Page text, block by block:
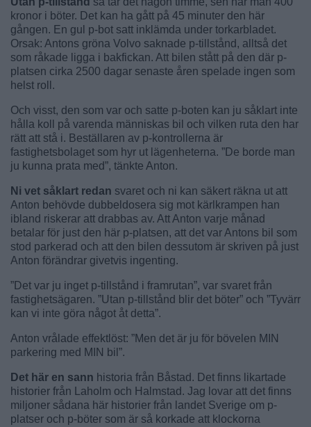
kronor i böter. Det kan ha gått på 45 minuter den här
gången. En gul p-bot satt inklämda under torkarbladet.
Orsak: Antons gröna Volvo saknade p-tillstånd, alltså det
som råkade ligga i bakfickan. Att bilen stått på den där p-
platsen cirka 2500 dagar senaste åren spelade ingen som
helst roll.
Och visst, den som var och satte p-boten kan ju såklart inte
hålla koll på varenda människas bil och vilken ruta den har
rätt att stå i. Beställaren av p-kontrollerna är
fastighetsbolaget som hyr ut lägenheterna. ”De borde man
ju kunna prata med”, tänkte Anton.
Ni vet såklart redan svaret och ni kan säkert räkna ut att
Anton behövde dubbeldosera sig mot kärlkrampen han
ibland riskerar att drabbas av. Att Anton varje månad
betalar för just den här p-platsen, att det var Antons bil som
stod parkerad och att den bilen dessutom är skriven på just
Anton förändrar givetvis ingenting.
”Det var ju inget p-tillstånd i framrutan”, var svaret från
fastighetsägaren. ”Utan p-tillstånd blir det böter” och ”Tyvärr
kan vi inte göra något åt detta”.
Anton vrålade effektlöst: ”Men det är ju för bövelen MIN
parkering med MIN bil”.
Det här en sann historia från Båstad. Det finns likartade
historier från Laholm och Halmstad. Jag lovar att det finns
miljoner sådana här historier från landet Sverige om p-
platser och p-böter som är så korkade att klockorna